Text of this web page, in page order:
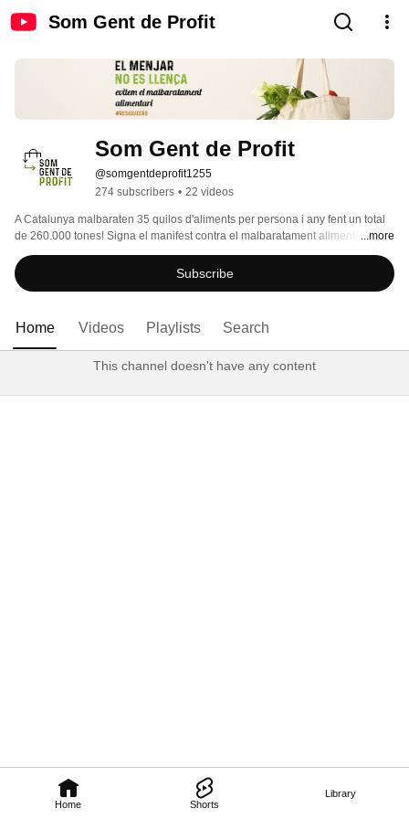
Som Gent de Profit
Home Shorts
Library
Som Gent de Profit
@somgentdeprofit1255
274 subscribers • 22 videos
A Catalunya malbaraten 35 quilos d'aliments per persona i any fent un total
de 260.000 tones! Signa el manifest contra el malbaratament alimentari a
somgentdeprofit.cat i forma part de la nostra comunitat. Som Gent de Profit!
...more
Subscribe
Home Videos Playlists Search
This channel doesn't have any content